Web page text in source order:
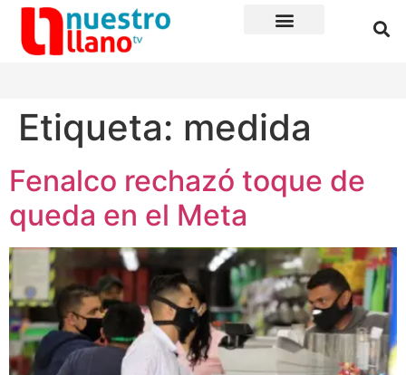
Etiqueta: medida
Fenalco rechazó toque de
queda en el Meta